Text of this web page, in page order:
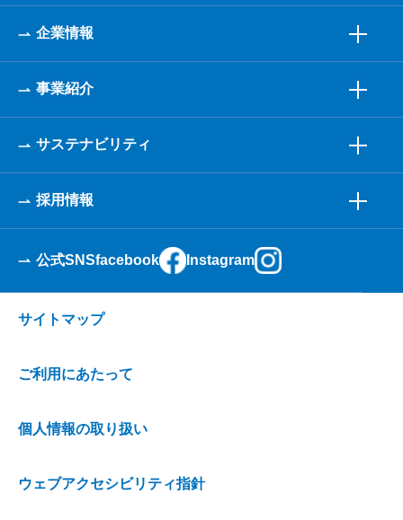
企業情報
事業紹介
サステナビリティ
採用情報
公式SNSfacebook Instagram
サイトマップ
ご利用にあたって
個人情報の取り扱い
ウェブアクセシビリティ指針